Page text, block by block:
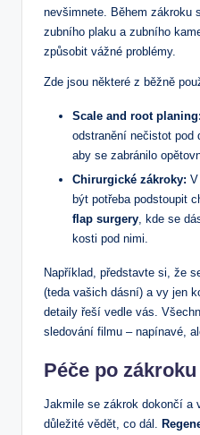
nevšimnete. Během zákroku
zubního plaku a zubního
způsobit vážné problémy.
Zde jsou některé z běžně
Scale and root planing:
odstranění nečistot pod
aby se zabránilo
Chirurgické zákroky:
být potřeba podstoupit
flap surgery , kde se
kosti pod nimi.
Například, představte si, že
(teda vašich dásní) a vy jen
detaily řeší vedle vás.
sledování filmu – napínavé,
Péče po zákroku
Jakmile se zákrok dokončí a
důležité vědět, co dál.